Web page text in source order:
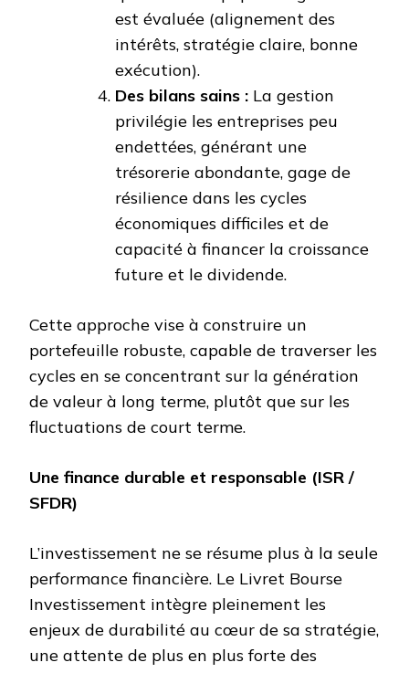
est évaluée (alignement des
intérêts, stratégie claire, bonne
exécution).
Des bilans sains : La gestion
privilégie les entreprises peu
endettées, générant une
trésorerie abondante, gage de
résilience dans les cycles
économiques difficiles et de
capacité à financer la croissance
future et le dividende.
Cette approche vise à construire un
portefeuille robuste, capable de traverser les
cycles en se concentrant sur la génération
de valeur à long terme, plutôt que sur les
fluctuations de court terme.
Une finance durable et responsable (ISR /
SFDR)
L’investissement ne se résume plus à la seule
performance financière. Le Livret Bourse
Investissement intègre pleinement les
enjeux de durabilité au cœur de sa stratégie,
une attente de plus en plus forte des